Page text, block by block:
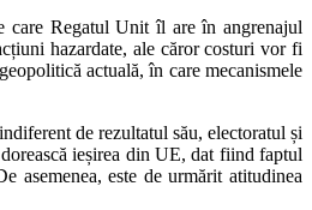
care Regatul Unit îl are în angrenajul
hazardate, ale căror costuri vor fi
actuală, în care mecanismele
de rezultatul său, electoratul și
ieșirea din UE, dat fiind faptul
asemenea, este de urmărit atitudinea